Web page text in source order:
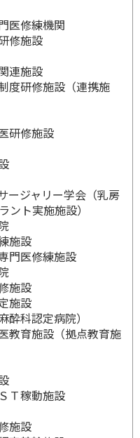
医修練機関
修施設
連施設
度研修施設（連携施
研修施設
ージャリー学会（乳房
ト実施施設）
施設
門医修練施設
施設
施設
科認定病院）
教育施設（拠点教育施
Ｔ稼動施設
施設